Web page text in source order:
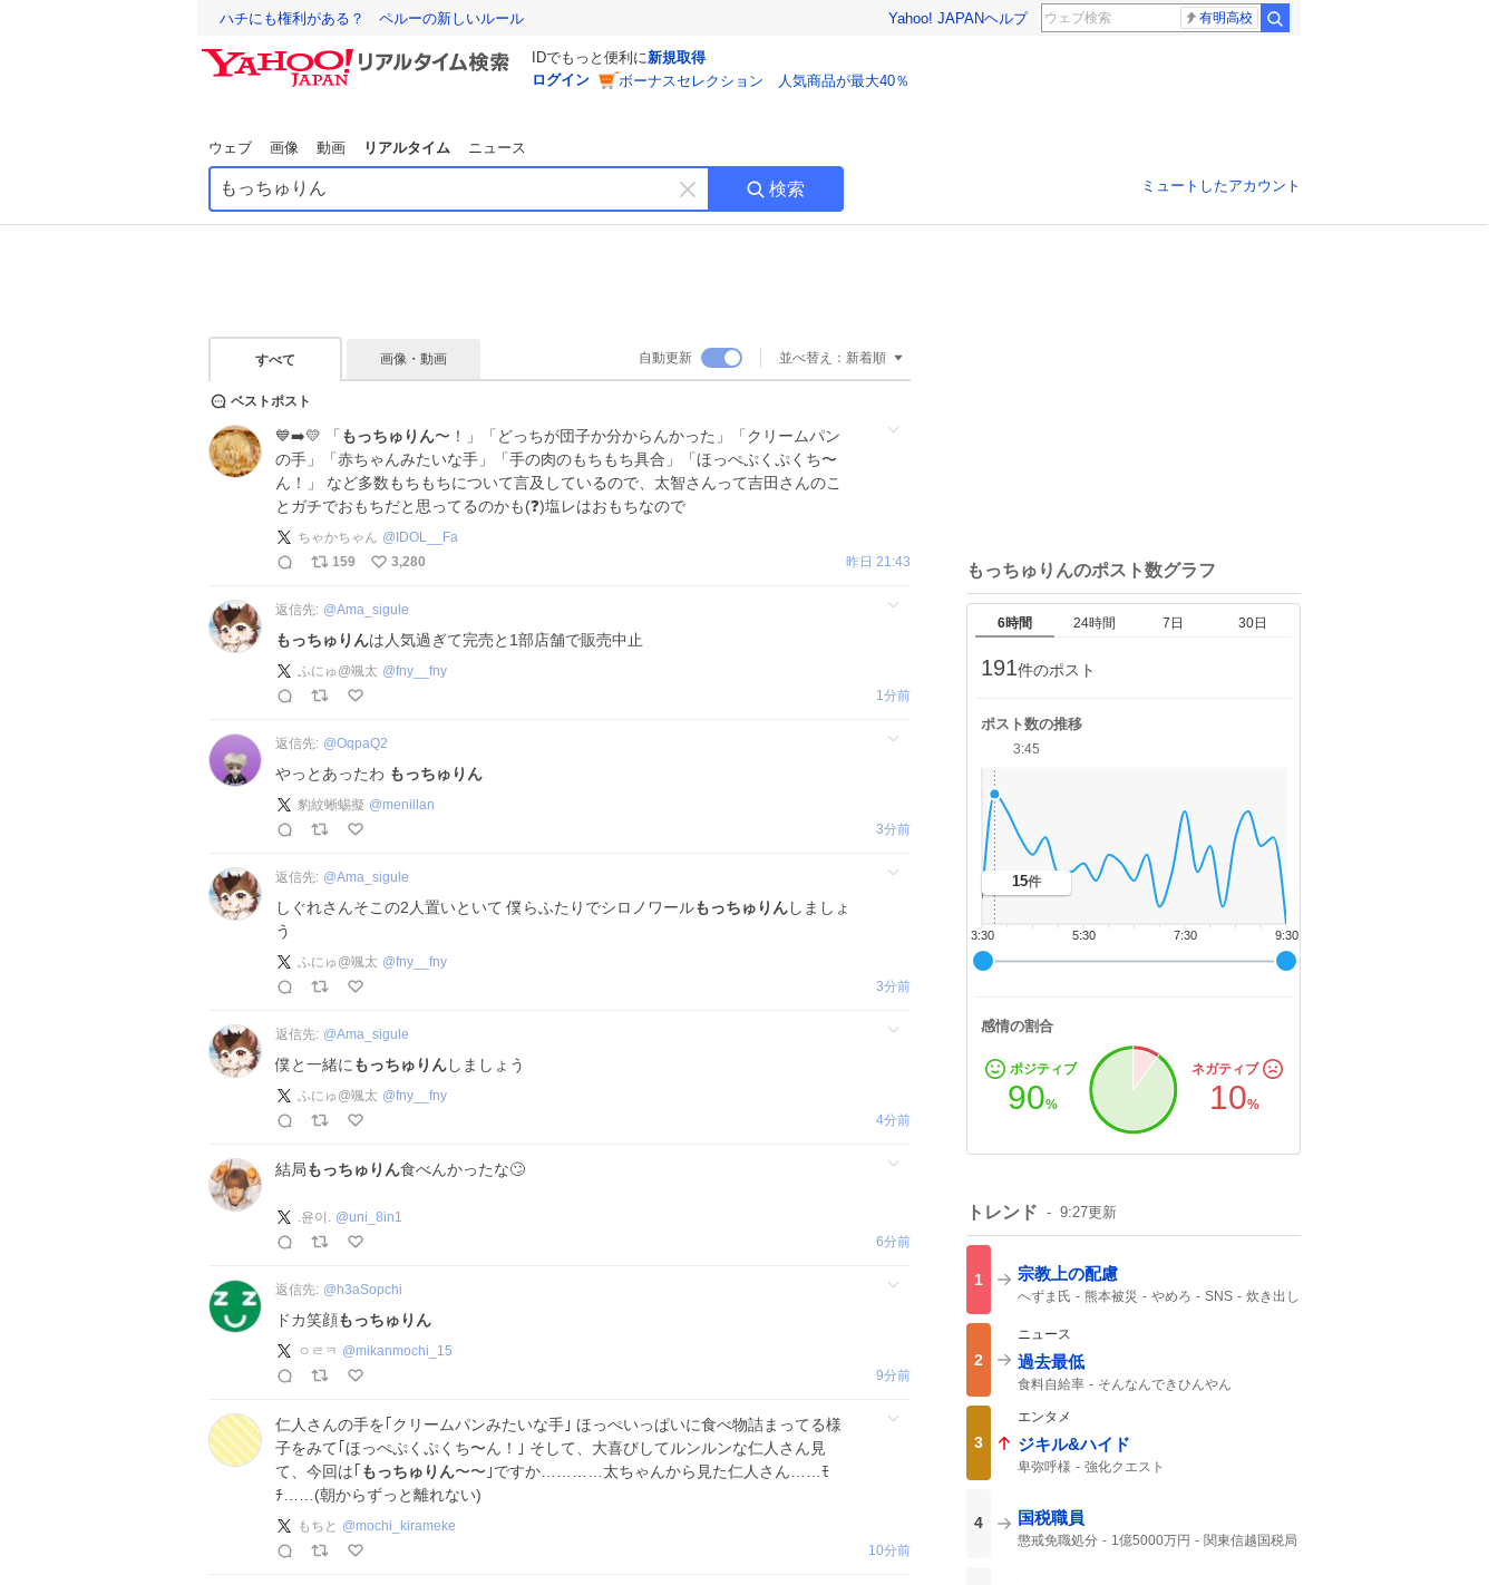
ハチにも権利がある？ ペルーの新しいルール Yahoo! JAPANヘルプ 有明高校
IDでもっと便利に新規取得
ログイン
ボーナスセレクション 人気商品が最大40％
ウェブ 画像 動画 リアルタイム ニュース
キ
ー
す
検索 ミュートしたアカウント
すべて 画像・動画 自動更新 並べ替え： 新着順
ベストポスト
💙➡️💛 「 もっちゅりん〜！」「どっちが団子か分からんかった」「クリームパン
の手」「赤ちゃんみたいな手」「手の肉のもちもち具合」「ほっぺぷくぷくち〜
ん！」 など多数もちもちについて言及しているので、太智さんって吉田さんのこ
とガチでおもちだと思ってるのかも(❓)塩レはおもちなので
ちゃかちゃん @ IDOL__Fa
159
3,280 昨日 21:43
返信先: @Ama_sigule
もっちゅりんは人気過ぎて完売と1部店舗で販売中止
ふにゅ@颯太 @fny__fny
1分前
返信先: @OqpaQ2
やっとあったわ もっちゅりん
豹紋蜥蜴擬 @menillan
3分前
返信先: @Ama_sigule
しぐれさんそこの2人置いといて 僕らふたりでシロノワールもっちゅりんしましょ
う
ふにゅ@颯太 @fny__fny
3分前
返信先: @Ama_sigule
僕と一緒に もっちゅりんしましょう
ふにゅ@颯太 @fny__fny
4分前
結局もっちゅりん食べんかったな🙄
.윤이. @uni_8in1
6分前
返信先: @ h3aSopchi
ドカ笑顔もっちゅりん
ㅇㄹㅋ @mikanmochi_15
9分前
仁人さんの手を｢クリームパンみたいな手｣ ほっぺいっぱいに食べ物詰まってる様
子をみて｢ほっぺぷくぷくち〜ん！｣ そして、大喜びしてルンルンな仁人さん見
て、今回は｢
もっちゅりん〜〜｣ですか…………太ちゃんから見た仁人さん……ﾓ
ﾁ……(朝からずっと離れない)
もちと @mochi_kirameke
10分前
もっちゅりんのポスト数グラフ
6時間 24時間 7日 30日
191件のポスト
ポスト数の推移
9:30
7:30
5:30
3:30
3:45
15件
感情の割合
ポジティブ
90%
ネガティブ
10%
トレンド 9:27更新
1 宗教上の配慮
へずま氏 熊本被災 やめろ SNS 炊き出し
2
ニュース
過去最低
食料自給率
そんなんできひんやん
3
エンタメ
ジキル&ハイド
卑弥呼様 強化クエスト
4 国税職員
懲戒免職処分 1億5000万円
関東信越国税局